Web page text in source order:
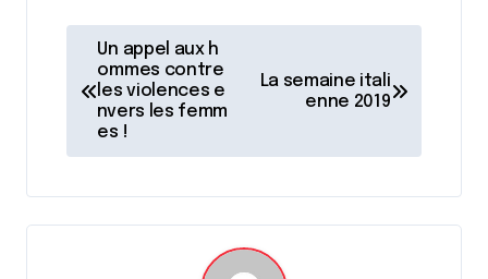
i
g
a
Un appel aux h
ommes contre
les violences e
nvers les femm
es !
La semaine itali
enne 2019